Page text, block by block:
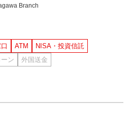
Branch
ATM
NISA・投資信託
ン 外国送金